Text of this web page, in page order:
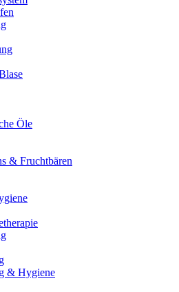
Öle
& Fruchtbären
& Hygiene